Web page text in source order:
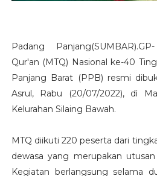
Padang
Qur'an (MTQ) Nasional ke-40
Panjang Barat (PPB) resmi
Asrul, Rabu (20/07/2022), dì
Kelurahan Silaing Bawah.
MTQ diikuti 220 peserta dari
dewasa yang merupakan
Kegiatan berlangsung selama